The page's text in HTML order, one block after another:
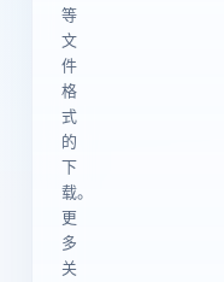
等
文
件
格
式
的
下
载。
更
多
关